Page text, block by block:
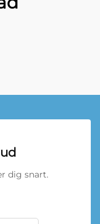
dig snart.